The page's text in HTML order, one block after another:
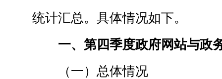
统计汇总。具体情况如下。
一、第四季度政府网站与政
（一）总体情况